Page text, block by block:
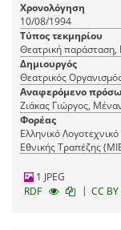
Χρονολόγηση
10/08/1994
Τύπος τεκμηρίου
Θεατρική
Δημιουργός
Αναφερόμενο
Ζιάκας Γιώργος,
Φορέας
Ελληνικό
Εθνικής Τραπέζης
1 JPEG
RDF
| CC